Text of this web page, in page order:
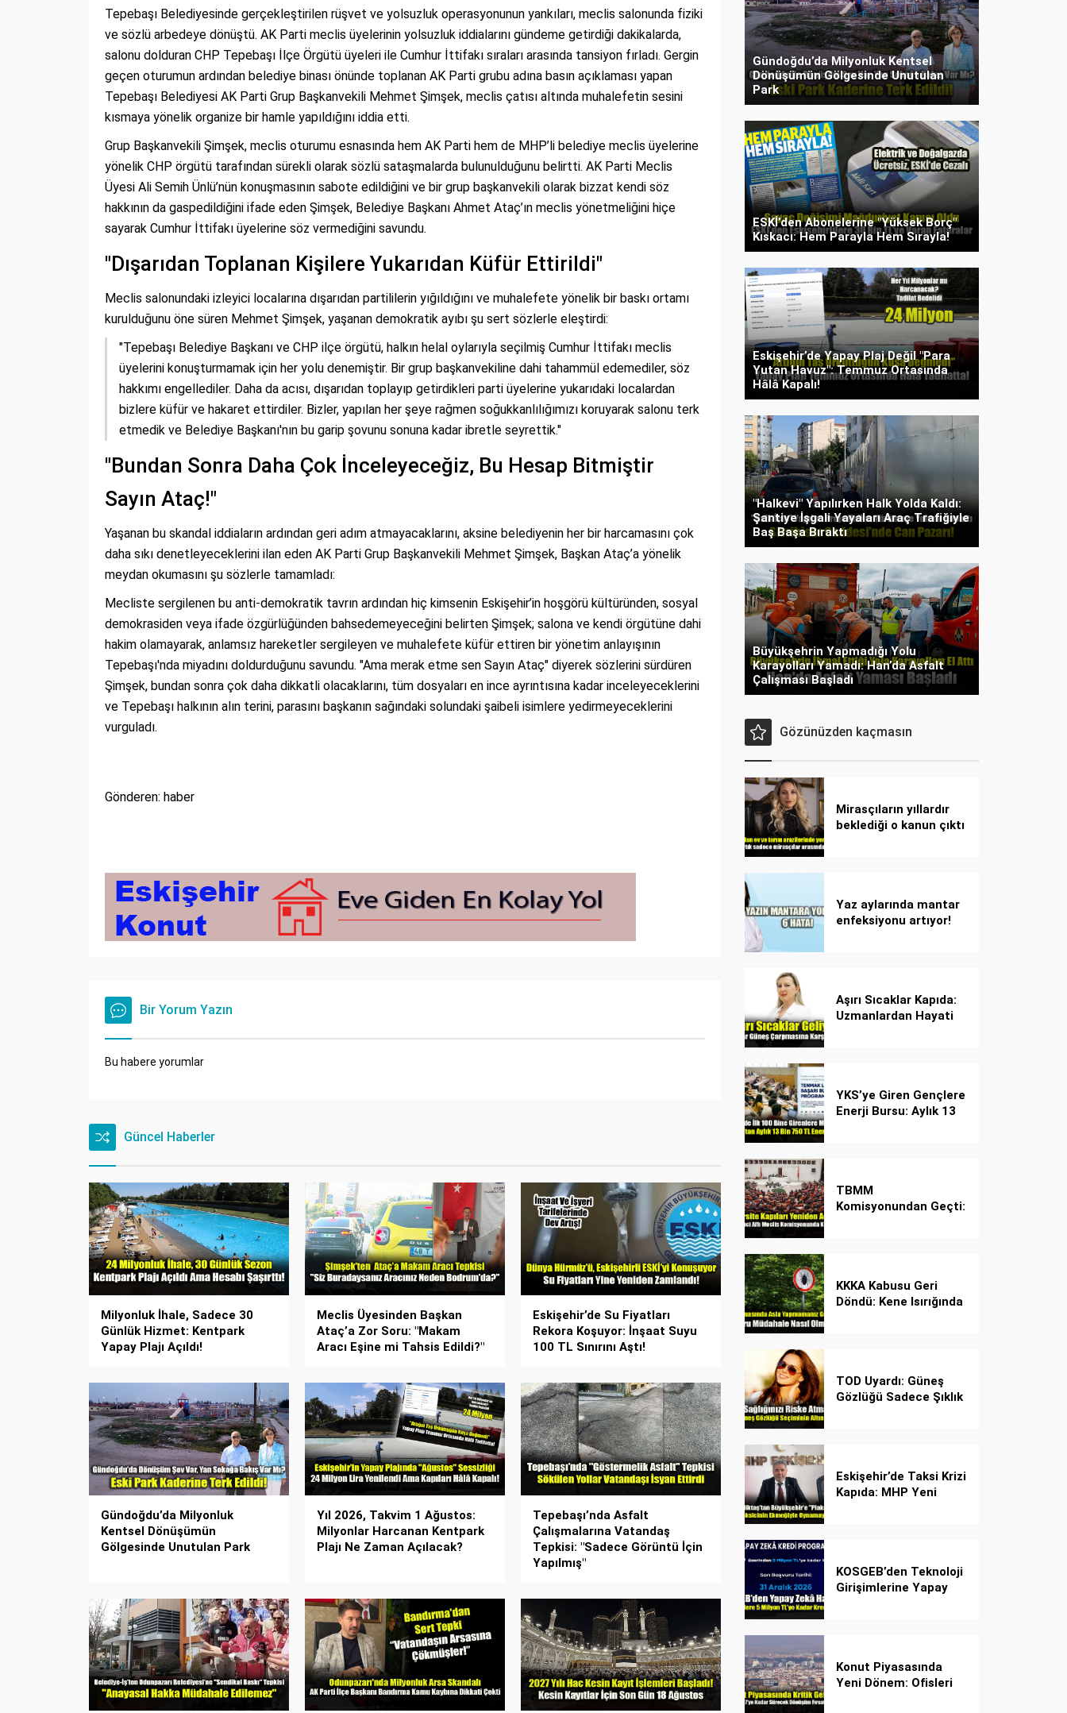
Tepebaşı Belediyesinde gerçekleştirilen rüşvet ve yolsuzluk operasyonunun yankıları, meclis salonunda fiziki
ve sözlü arbedeye dönüştü. AK Parti meclis üyelerinin yolsuzluk iddialarını gündeme getirdiği dakikalarda,
salonu dolduran CHP Tepebaşı İlçe Örgütü üyeleri ile Cumhur İttifakı sıraları arasında tansiyon fırladı. Gergin
geçen oturumun ardından belediye binası önünde toplanan AK Parti grubu adına basın açıklaması yapan
Tepebaşı Belediyesi AK Parti Grup Başkanvekili Mehmet Şimşek, meclis çatısı altında muhalefetin sesini
kısmaya yönelik organize bir hamle yapıldığını iddia etti.
Grup Başkanvekili Şimşek, meclis oturumu esnasında hem AK Parti hem de MHP’li belediye meclis üyelerine
yönelik CHP örgütü tarafından sürekli olarak sözlü sataşmalarda bulunulduğunu belirtti. AK Parti Meclis
Üyesi Ali Semih Ünlü’nün konuşmasının sabote edildiğini ve bir grup başkanvekili olarak bizzat kendi söz
hakkının da gaspedildiğini ifade eden Şimşek, Belediye Başkanı Ahmet Ataç’ın meclis yönetmeliğini hiçe
sayarak Cumhur İttifakı üyelerine söz vermediğini savundu.
"Dışarıdan Toplanan Kişilere Yukarıdan Küfür Ettirildi"
Meclis salonundaki izleyici localarına dışarıdan partililerin yığıldığını ve muhalefete yönelik bir baskı ortamı
kurulduğunu öne süren Mehmet Şimşek, yaşanan demokratik ayıbı şu sert sözlerle eleştirdi:
"Tepebaşı Belediye Başkanı ve CHP ilçe örgütü, halkın helal oylarıyla seçilmiş Cumhur İttifakı meclis
üyelerini konuşturmamak için her yolu denemiştir. Bir grup başkanvekiline dahi tahammül edemediler, söz
hakkımı engellediler. Daha da acısı, dışarıdan toplayıp getirdikleri parti üyelerine yukarıdaki localardan
bizlere küfür ve hakaret ettirdiler. Bizler, yapılan her şeye rağmen soğukkanlılığımızı koruyarak salonu terk
etmedik ve Belediye Başkanı'nın bu garip şovunu sonuna kadar ibretle seyrettik."
"Bundan Sonra Daha Çok İnceleyeceğiz, Bu Hesap Bitmiştir
Sayın Ataç!"
Yaşanan bu skandal iddiaların ardından geri adım atmayacaklarını, aksine belediyenin her bir harcamasını çok
daha sıkı denetleyeceklerini ilan eden AK Parti Grup Başkanvekili Mehmet Şimşek, Başkan Ataç’a yönelik
meydan okumasını şu sözlerle tamamladı:
Mecliste sergilenen bu anti-demokratik tavrın ardından hiç kimsenin Eskişehir’in hoşgörü kültüründen, sosyal
demokrasiden veya ifade özgürlüğünden bahsedemeyeceğini belirten Şimşek; salona ve kendi örgütüne dahi
hakim olamayarak, anlamsız hareketler sergileyen ve muhalefete küfür ettiren bir yönetim anlayışının
Tepebaşı'nda miyadını doldurduğunu savundu. "Ama merak etme sen Sayın Ataç" diyerek sözlerini sürdüren
Şimşek, bundan sonra çok daha dikkatli olacaklarını, tüm dosyaları en ince ayrıntısına kadar inceleyeceklerini
ve Tepebaşı halkının alın terini, parasını başkanın sağındaki solundaki şaibeli isimlere yedirmeyeceklerini
vurguladı.
Gönderen: haber
Bir Yorum Yazın
Bu habere yorumlar
Güncel Haberler
Milyonluk İhale, Sadece 30
Günlük Hizmet: Kentpark
Yapay Plajı Açıldı!
Meclis Üyesinden Başkan
Ataç’a Zor Soru: "Makam
Aracı Eşine mi Tahsis Edildi?"
Eskişehir’de Su Fiyatları
Rekora Koşuyor: İnşaat Suyu
100 TL Sınırını Aştı!
Gündoğdu’da Milyonluk
Kentsel Dönüşümün
Gölgesinde Unutulan Park
Yıl 2026, Takvim 1 Ağustos:
Milyonlar Harcanan Kentpark
Plajı Ne Zaman Açılacak?
Tepebaşı’nda Asfalt
Çalışmalarına Vatandaş
Tepkisi: "Sadece Görüntü İçin
Yapılmış"
Gündoğdu’da Milyonluk Kentsel
Dönüşümün Gölgesinde Unutulan
Park
ESKİ’den Abonelerine "Yüksek Borç"
Kıskacı: Hem Parayla Hem Sırayla!
Eskişehir’de Yapay Plaj Değil "Para
Yutan Havuz": Temmuz Ortasında
Hâlâ Kapalı!
"Halkevi" Yapılırken Halk Yolda Kaldı:
Şantiye İşgali Yayaları Araç Trafiğiyle
Baş Başa Bıraktı
Büyükşehrin Yapmadığı Yolu
Karayolları Yamadı: Han’da Asfalt
Çalışması Başladı
Gözünüzden kaçmasın
Mirasçıların yıllardır
beklediği o kanun çıktı
Yaz aylarında mantar
enfeksiyonu artıyor!
Aşırı Sıcaklar Kapıda:
Uzmanlardan Hayati
YKS’ye Giren Gençlere
Enerji Bursu: Aylık 13
TBMM
Komisyonundan Geçti:
KKKA Kabusu Geri
Döndü: Kene Isırığında
TOD Uyardı: Güneş
Gözlüğü Sadece Şıklık
Eskişehir’de Taksi Krizi
Kapıda: MHP Yeni
KOSGEB’den Teknoloji
Girişimlerine Yapay
Konut Piyasasında
Yeni Dönem: Ofisleri